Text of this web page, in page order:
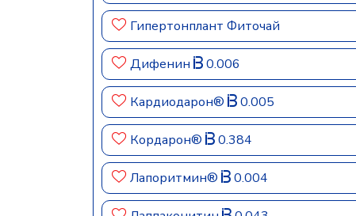
Гипертонплант Фиточай
Дифенин 0.006
Кардиодарон® 0.005
Кордарон® 0.384
Лапоритмин® 0.004